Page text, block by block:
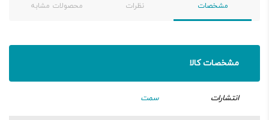
مشخصات نظرات محصولات مشابه
مشخصات کالا
انتشارات سمت